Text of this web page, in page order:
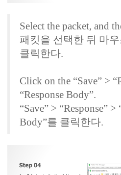
Select the packet, and
패킷을 선택한 뒤 마
클릭한다.
Click on the “Save” >
“Response Body”.
“Save” > “Response” >
Body”를 클릭한다.